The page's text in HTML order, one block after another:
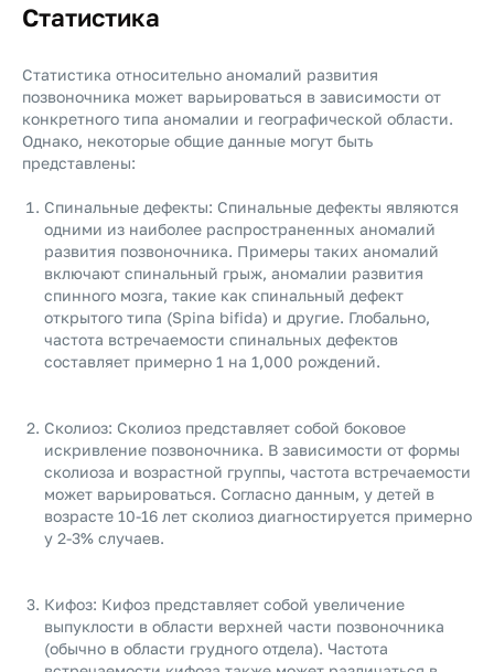
Статистика
Статистика относительно аномалий развития
позвоночника может варьироваться в зависимости от
конкретного типа аномалии и географической области.
Однако, некоторые общие данные могут быть
представлены:
Спинальные дефекты: Спинальные дефекты являются
одними из наиболее распространенных аномалий
развития позвоночника. Примеры таких аномалий
включают спинальный грыж, аномалии развития
спинного мозга, такие как спинальный дефект
открытого типа (Spina bifida) и другие. Глобально,
частота встречаемости спинальных дефектов
составляет примерно 1 на 1,000 рождений.
Сколиоз: Сколиоз представляет собой боковое
искривление позвоночника. В зависимости от формы
сколиоза и возрастной группы, частота встречаемости
может варьироваться. Согласно данным, у детей в
возрасте 10-16 лет сколиоз диагностируется примерно
у 2-3% случаев.
Кифоз: Кифоз представляет собой увеличение
выпуклости в области верхней части позвоночника
(обычно в области грудного отдела). Частота